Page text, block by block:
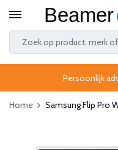
Persoonlijk
Home Samsung Flip Pro